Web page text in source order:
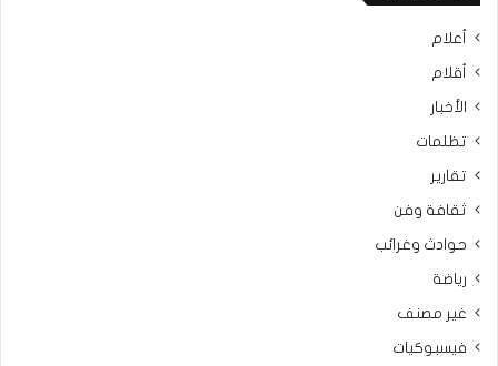
أعلام
أقلام
الأخبار
تظلمات
تقارير
ثقافة وفن
حوادث وغرائب
رياضة
غير مصنف
فيسبوكيات